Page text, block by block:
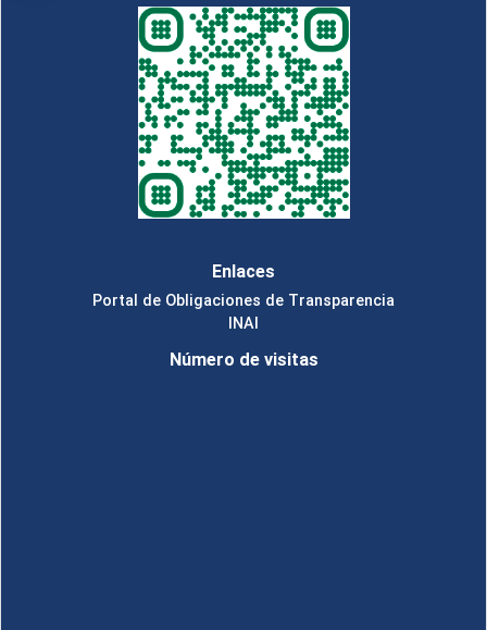
Enlaces
Portal de Obligaciones de Transparencia
INAI
Número de visitas